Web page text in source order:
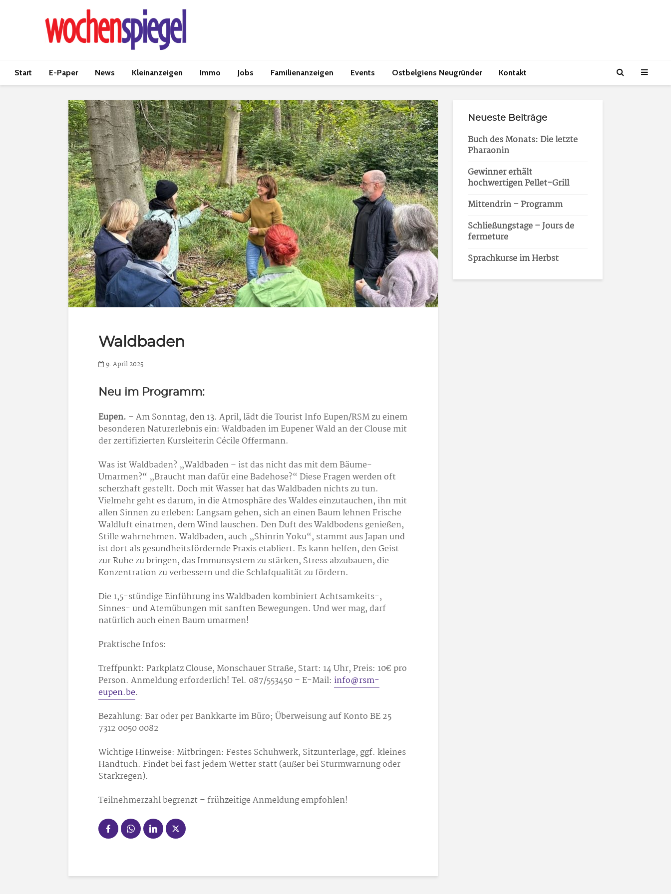
Start E-Paper News Kleinanzeigen Immo Jobs Familienanzeigen Events Ostbelgiens Neugründer Kontakt
Waldbaden
9. April 2025
Neu im Programm:
Eupen. – Am Sonntag, den 13. April, lädt die Tourist Info Eupen/RSM zu einem
besonderen Naturerlebnis ein: Waldbaden im Eupener Wald an der Clouse mit
der zertifizierten Kursleiterin Cécile Offermann.
Was ist Waldbaden? „Waldbaden – ist das nicht das mit dem Bäume-
Umarmen?“ „Braucht man dafür eine Badehose?“ Diese Fragen werden oft
scherzhaft gestellt. Doch mit Wasser hat das Waldbaden nichts zu tun.
Vielmehr geht es darum, in die Atmosphäre des Waldes einzutauchen, ihn mit
allen Sinnen zu erleben: Langsam gehen, sich an einen Baum lehnen Frische
Waldluft einatmen, dem Wind lauschen. Den Duft des Waldbodens genießen,
Stille wahrnehmen. Waldbaden, auch „Shinrin Yoku“, stammt aus Japan und
ist dort als gesundheitsfördernde Praxis etabliert. Es kann helfen, den Geist
zur Ruhe zu bringen, das Immunsystem zu stärken, Stress abzubauen, die
Konzentration zu verbessern und die Schlafqualität zu fördern.
Die 1,5-stündige Einführung ins Waldbaden kombiniert Achtsamkeits-,
Sinnes- und Atemübungen mit sanften Bewegungen. Und wer mag, darf
natürlich auch einen Baum umarmen!
Praktische Infos:
Treffpunkt: Parkplatz Clouse, Monschauer Straße, Start: 14 Uhr, Preis: 10€ pro
Person. Anmeldung erforderlich! Tel. 087/553450 – E-Mail: info@rsm-
eupen.be.
Bezahlung: Bar oder per Bankkarte im Büro; Überweisung auf Konto BE 25
7312 0050 0082
Wichtige Hinweise: Mitbringen: Festes Schuhwerk, Sitzunterlage, ggf. kleines
Handtuch. Findet bei fast jedem Wetter statt (außer bei Sturmwarnung oder
Starkregen).
Teilnehmerzahl begrenzt – frühzeitige Anmeldung empfohlen!
Neueste Beiträge
Buch des Monats: Die letzte
Pharaonin
Gewinner erhält
hochwertigen Pellet-Grill
Mittendrin – Programm
Schließungstage – Jours de
fermeture
Sprachkurse im Herbst